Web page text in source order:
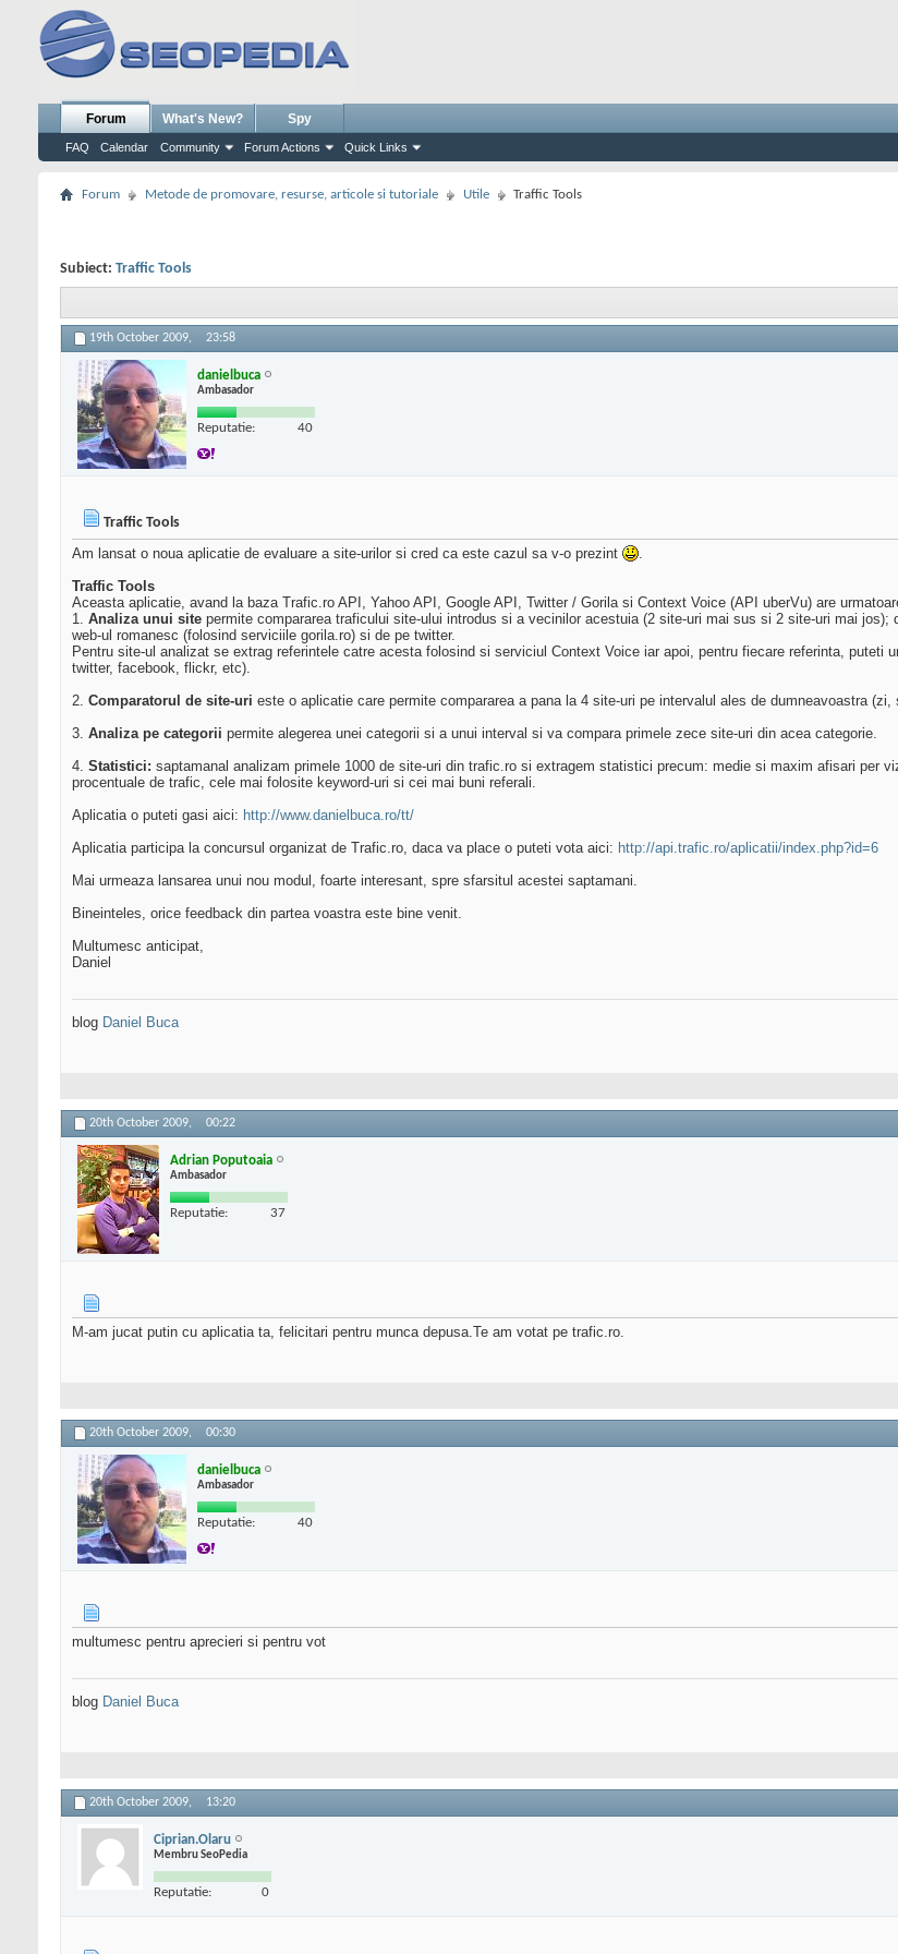
Forum
FAQ Calendar Community Forum Actions Quick Links
What's New? Spy
Forum Metode de promovare, resurse, articole si tutoriale Utile Traffic Tools
Subiect: Traffic Tools
19th October 2009, 23:58
danielbuca
Ambasador
Reputatie: 40
Traffic Tools
Am lansat o noua aplicatie de evaluare a site-urilor si cred ca este cazul sa v-o prezint
.
Traffic Tools
Aceasta aplicatie, avand la baza Trafic.ro API, Yahoo API, Google API, Twitter / Gorila si Context Voice (API uberVu) are
1. Analiza unui site permite compararea traficului site-ului introdus si a vecinilor acestuia (2 site-uri mai sus si 2 site-uri mai
web-ul romanesc (folosind serviciile gorila.ro) si de pe twitter.
Pentru site-ul analizat se extrag referintele catre acesta folosind si serviciul Context Voice iar apoi, pentru fiecare referinta, puteti
twitter, facebook, flickr, etc).
2. Comparatorul de site-uri este o aplicatie care permite compararea a pana la 4 site-uri pe intervalul ales de dumneavoastra (zi,
3. Analiza pe categorii permite alegerea unei categorii si a unui interval si va compara primele zece site-uri din acea categorie.
4. Statistici: saptamanal analizam primele 1000 de site-uri din trafic.ro si extragem statistici precum: medie si maxim afisari per
procentuale de trafic, cele mai folosite keyword-uri si cei mai buni referali.
Aplicatia o puteti gasi aici: http://www.danielbuca.ro/tt/
Aplicatia participa la concursul organizat de Trafic.ro, daca va place o puteti vota aici: http://api.trafic.ro/aplicatii/index.php?id=6
Mai urmeaza lansarea unui nou modul, foarte interesant, spre sfarsitul acestei saptamani.
Bineinteles, orice feedback din partea voastra este bine venit.
Multumesc anticipat,
Daniel
blog Daniel Buca
20th October 2009, 00:22
Adrian Poputoaia
Ambasador
Reputatie: 37
M-am jucat putin cu aplicatia ta, felicitari pentru munca depusa.Te am votat pe trafic.ro.
20th October 2009, 00:30
danielbuca
Ambasador
Reputatie: 40
multumesc pentru aprecieri si pentru vot
blog Daniel Buca
20th October 2009, 13:20
Ciprian.Olaru
Membru SeoPedia
Reputatie: 0